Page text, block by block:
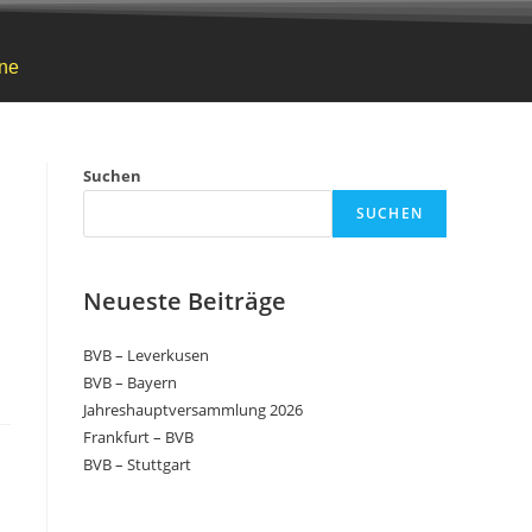
Suchen
SUCHEN
Neueste Beiträge
BVB – Leverkusen
BVB – Bayern
Jahreshauptversammlung 2026
Frankfurt – BVB
BVB – Stuttgart